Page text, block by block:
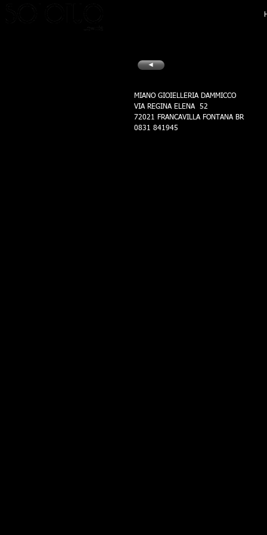
◄
MIANO GIOIELLERIA DAMMICCO
VIA REGINA ELENA 52
72021 FRANCAVILLA FONTANA BR
0831 841945